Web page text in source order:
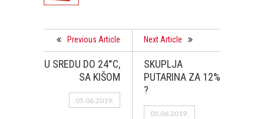
Previous Article
U SREDU DO 24°C,
SA KIŠOM
05.06.2019.
Next Article
SKUPLJA
PUTARINA ZA 12%
?
05.06.2019.